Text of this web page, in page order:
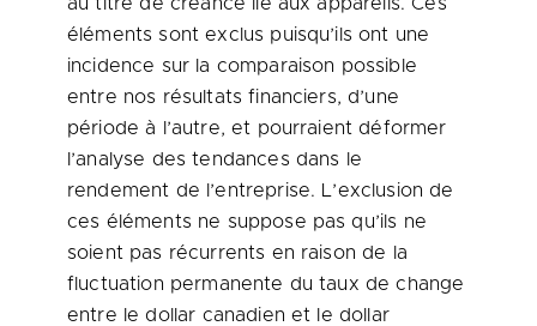
éléments sont exclus puisqu’ils ont une
incidence sur la comparaison possible
entre nos résultats financiers, d’une
période à l’autre, et pourraient déformer
l’analyse des tendances dans le
rendement de l’entreprise. L’exclusion de
ces éléments ne suppose pas qu’ils ne
soient pas récurrents en raison de la
fluctuation permanente du taux de change
entre le dollar canadien et le dollar